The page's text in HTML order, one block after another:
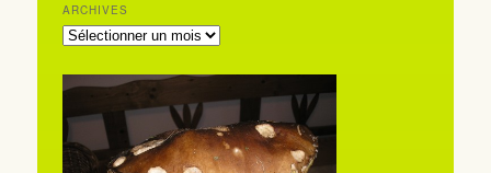
ARCHIVES
ARCHIVES